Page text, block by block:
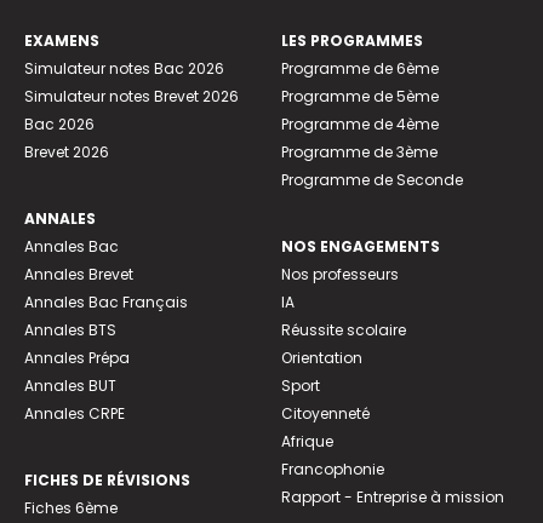
EXAMENS
Simulateur notes Bac 2026
Simulateur notes Brevet 2026
Bac 2026
Brevet 2026
ANNALES
Annales Bac
Annales Brevet
Annales Bac Français
Annales BTS
Annales Prépa
Annales BUT
Annales CRPE
FICHES DE RÉVISIONS
Fiches 6ème
LES PROGRAMMES
Programme de 6ème
Programme de 5ème
Programme de 4ème
Programme de 3ème
Programme de Seconde
NOS ENGAGEMENTS
Nos professeurs
IA
Réussite scolaire
Orientation
Sport
Citoyenneté
Afrique
Francophonie
Rapport - Entreprise à mission